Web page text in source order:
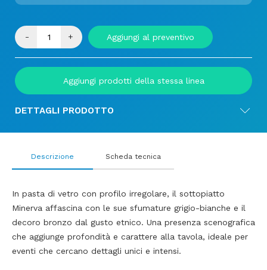
- + Aggiungi al preventivo
Aggiungi prodotti della stessa linea
DETTAGLI PRODOTTO
Descrizione
In pasta di vetro con profilo irregolare, il sottopiatto
Minerva affascina con le sue sfumature grigio-bianche e il
decoro bronzo dal gusto etnico. Una presenza scenografica
che aggiunge profondità e carattere alla tavola, ideale per
eventi che cercano dettagli unici e intensi.
Scheda tecnica